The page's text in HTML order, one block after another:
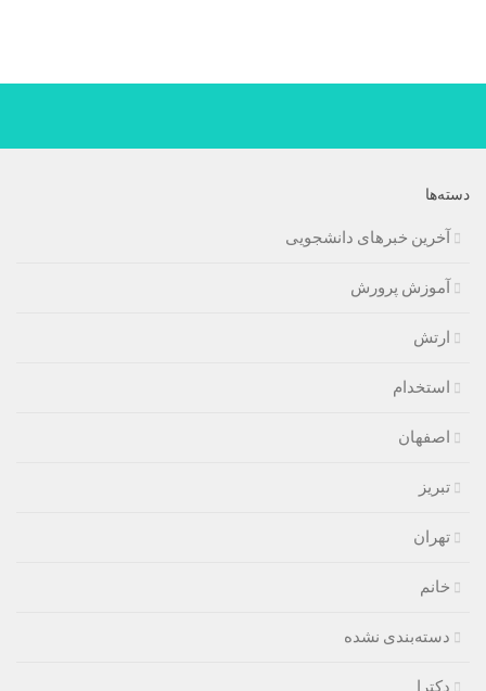
دسته‌ها
آخرین خبرهای دانشجویی
آموزش پرورش
ارتش
استخدام
اصفهان
تبریز
تهران
خانم
دسته‌بندی نشده
دکترا